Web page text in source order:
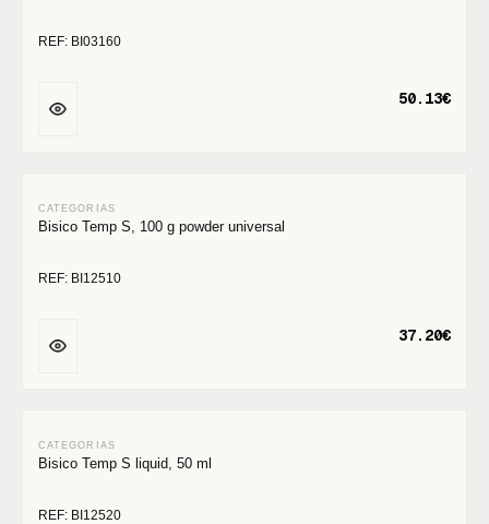
REF: BI03160
50.13€
Bisico Temp S, 100 g powder universal
REF: BI12510
37.20€
Bisico Temp S liquid, 50 ml
REF: BI12520